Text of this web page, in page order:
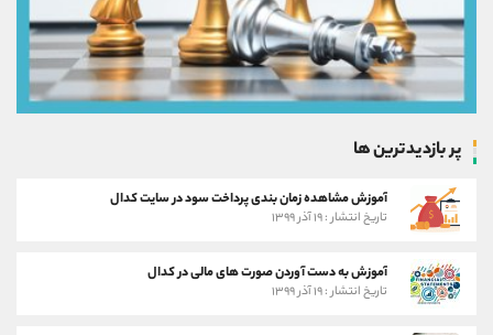
پر بازدیدترین ها
آموزش مشاهده زمان بندی پرداخت سود در سایت کدال
تاریخ انتشار : ۱۹ آذر ۱۳۹۹
آموزش به دست آوردن صورت های مالی در کدال
تاریخ انتشار : ۱۹ آذر ۱۳۹۹